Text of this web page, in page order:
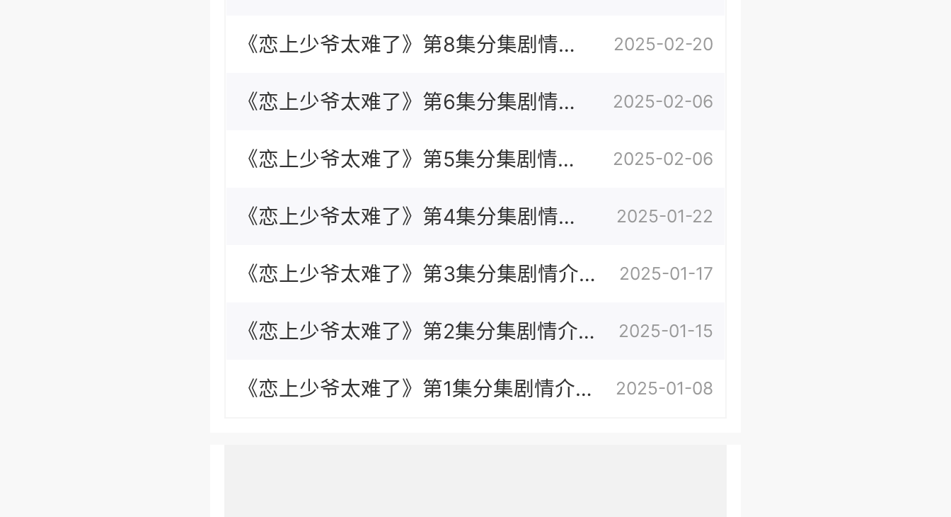
绍
《恋上少爷太难了》第8集分集剧情介
绍
2025-02-20
《恋上少爷太难了》第6集分集剧情介
绍
2025-02-06
《恋上少爷太难了》第5集分集剧情介
绍
2025-02-06
《恋上少爷太难了》第4集分集剧情介
绍
2025-01-22
《恋上少爷太难了》第3集分集剧情介
绍
2025-01-17
《恋上少爷太难了》第2集分集剧情介
绍
2025-01-15
《恋上少爷太难了》第1集分集剧情介 2025-01-08